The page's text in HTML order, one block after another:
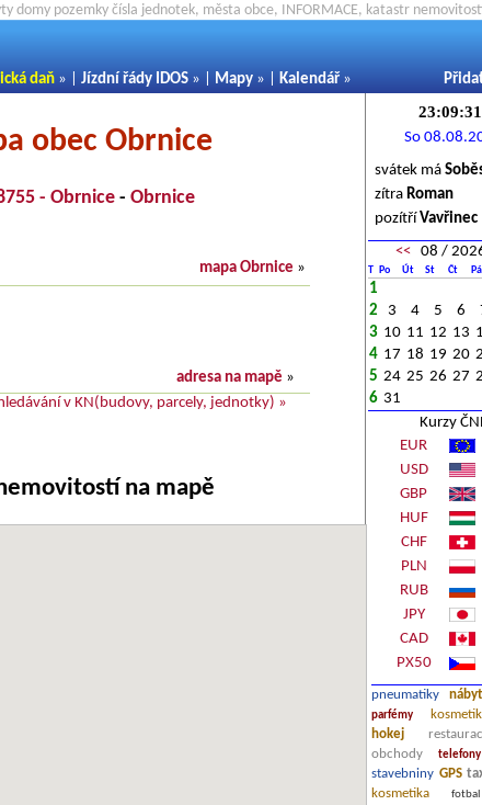
domy pozemky čísla jednotek, města obce, INFORMACE, katastr
daň » | Jízdní řády IDOS » | Mapy » | Kalendář »
obec Obrnice
- Obrnice- Obrnice
mapa Obrnice »
adresa na mapě »
v KN(budovy, parcely, jednotky) »
na mapě
So
svátek má
zítra Roman
pozítří Vavřinec
<< 08 /
T Po Út St Čt Pá
1
2
3 4 5 6
3 10 11 12 13
4 17 18 19 20
5 24 25 26 27
6 31
Kurzy
EUR
USD
GBP
HUF
CHF
PLN
RUB
JPY
CAD
PX50
pneumatiky
parfémy
hokej
obchody telefony
stavebniny GPS
kosmetika fotbal